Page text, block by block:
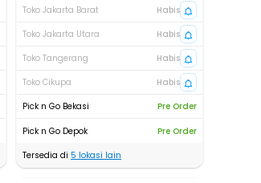
Toko Jakarta Barat
Habis
Toko Jakarta Utara
Habis
Toko Tangerang
Habis
Toko Cikupa
Habis
Pick n Go Bekasi
Pre Order
Pick n Go Depok
Pre Order
Tersedia di 5 lokasi lain